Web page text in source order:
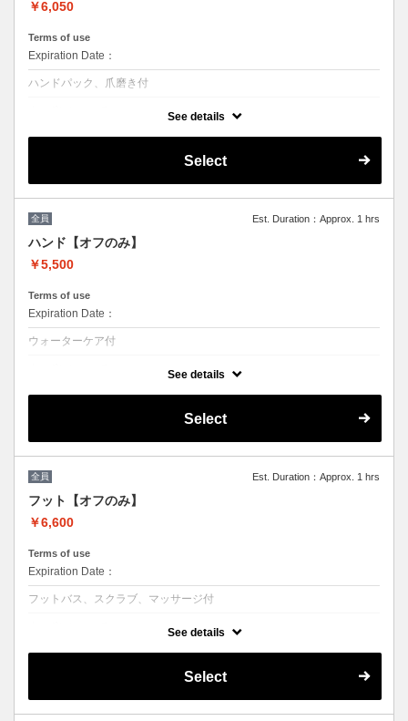
￥6,050
Terms of use
Expiration Date：
ハンドパック、爪磨き付
スメプラン
長さ整え→ウォーターケア→パックを付け浸透→マッサージ
りいただけます。マニキュアトップコート仕上げも可能〕
※他割引併用不可
See details
Select
全員 Est. Duration：Approx. 1 hrs
ハンド【オフのみ】
￥5,500
Terms of use
Expiration Date：
ウォーターケア付
【ハードジェルの場合＋1100円】
工程：オフ→ファイリング→甘皮ケア（ウォーターケア）
能）
※他割引併用不可
See details
Select
全員 Est. Duration：Approx. 1 hrs
フット【オフのみ】
￥6,600
Terms of use
Expiration Date：
フットバス、スクラブ、マッサージ付
工程：オフ→ファイリング→甘皮ケア→スクラブ→マッサージ
マニキュアトップコート仕上げも可能（オプション¥1,100で磨き上げ可
オフと同時に角質除去もされると足裏もツルツルに！
See details
Select